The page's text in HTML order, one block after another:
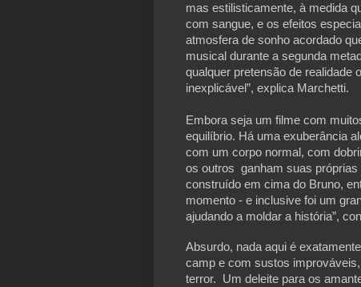
mas estilisticamente, à medida
com sangue, e os efeitos
atmosfera de sonho acordado
musical durante a segunda
qualquer pretensão de realidade
inexplicável”, explica Marchetti.
Embora seja um filme com
equilíbrio. Há uma exuberância
com um corpo normal, com
os outros ganham suas
construído em cima do Bruno,
momento - e inclusive foi um
ajudando a moldar a história”,
Absurdo, nada aqui é
camp e com sustos
terror. Um deleite para os